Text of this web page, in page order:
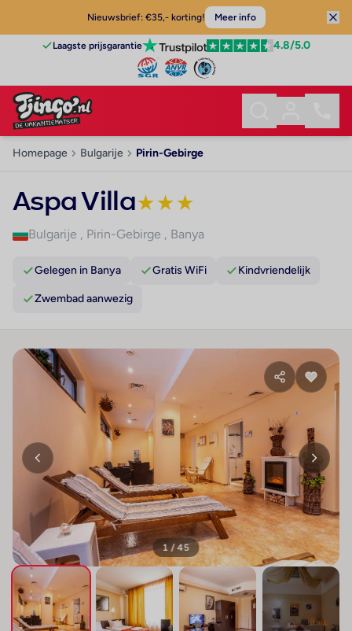
Nieuwsbrief: €35,- korting! Meer info
Laagste prijsgarantie 4.8/5.0
Homepage Bulgarije Pirin-Gebirge
Aspa Villa★★★
Bulgarije , Pirin-Gebirge , Banya
Gelegen in Banya Gratis WiFi Kindvriendelijk
Zwembad aanwezig
1 / 45